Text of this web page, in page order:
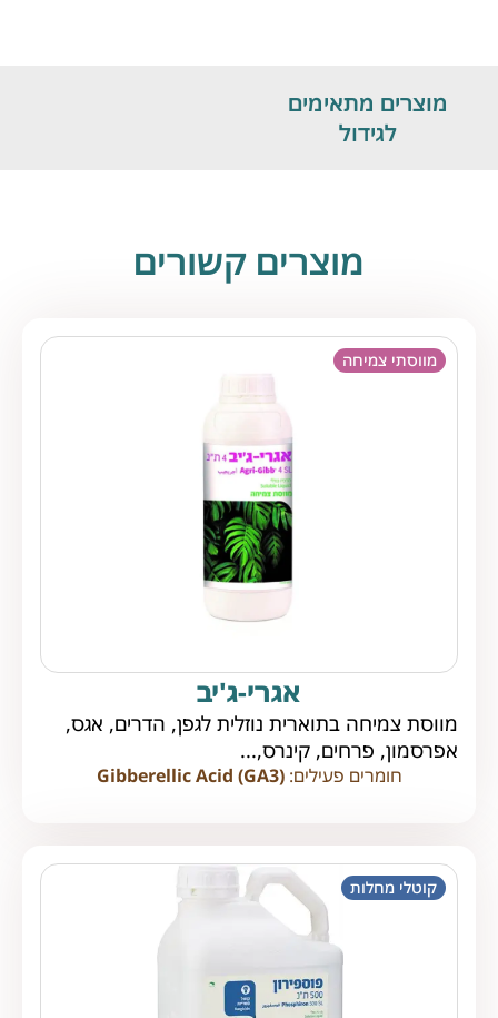
מוצרים מתאימים
לגידול
מוצרים קשורים
מווסתי צמיחה
אגרי-ג'יב
מווסת צמיחה בתוארית נוזלית לגפן, הדרים, אגס,
אפרסמון, פרחים, קינרס,...
חומרים פעילים:Gibberellic Acid (GA3)
קוטלי מחלות